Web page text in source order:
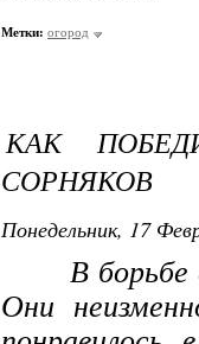
Метки: огород
КАК
СОРНЯКОВ
Понедельник, 17
В борьбе с
Они